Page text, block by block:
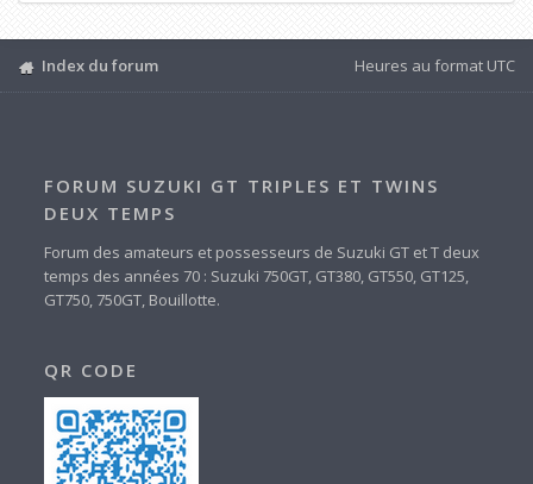
Index du forum Heures au format UTC
FORUM SUZUKI GT TRIPLES ET TWINS
DEUX TEMPS
Forum des amateurs et possesseurs de Suzuki GT et T deux
temps des années 70 : Suzuki 750GT, GT380, GT550, GT125,
GT750, 750GT, Bouillotte.
QR CODE